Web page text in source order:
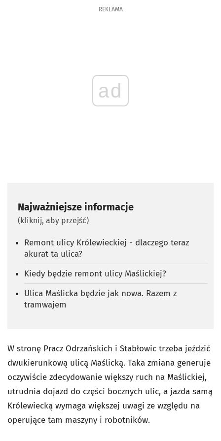
REKLAMA
ad
Najważniejsze informacje
(kliknij, aby przejść)
Remont ulicy Królewieckiej - dlaczego teraz
akurat ta ulica?
Kiedy będzie remont ulicy Maślickiej?
Ulica Maślicka będzie jak nowa. Razem z
tramwajem
W stronę Pracz Odrzańskich i Stabłowic trzeba jeździć
dwukierunkową ulicą Maślicką. Taka zmiana generuje
oczywiście zdecydowanie większy ruch na Maślickiej,
utrudnia dojazd do części bocznych ulic, a jazda samą
Królewiecką wymaga większej uwagi ze względu na
operujące tam maszyny i robotników.